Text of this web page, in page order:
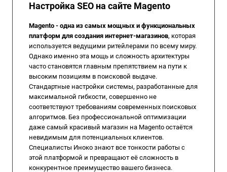
Настройка SEO на сайте Magento
Magento - одна из самых мощных и функциональных
платформ для создания интернет-магазинов, которая
используется ведущими ритейлерами по всему миру.
Однако именно эта мощь и сложность архитектуры
часто становятся главным препятствием на пути к
высоким позициям в поисковой выдаче.
Стандартные настройки системы, разработанные для
максимальной гибкости, совершенно не
соответствуют требованиям современных поисковых
алгоритмов. Без профессиональной оптимизации
даже самый красивый магазин на Magento остаётся
невидимым для потенциальных клиентов.
Специалисты Иноко знают все тонкости работы с
этой платформой и превращают её сложность в
конкурентное преимущество вашего бизнеса.